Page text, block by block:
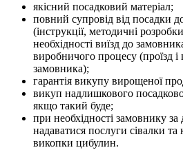
якісний посадковий матеріал;
повний супровід від посадки
(інструкції, методичні
необхідності виїзд до
виробничого процесу (проїзд
замовника);
гарантія викупу вирощеної
викуп надлишкового
якщо такий буде;
при необхідності замовнику
надаватися послуги сівалки та
викопки цибулин.